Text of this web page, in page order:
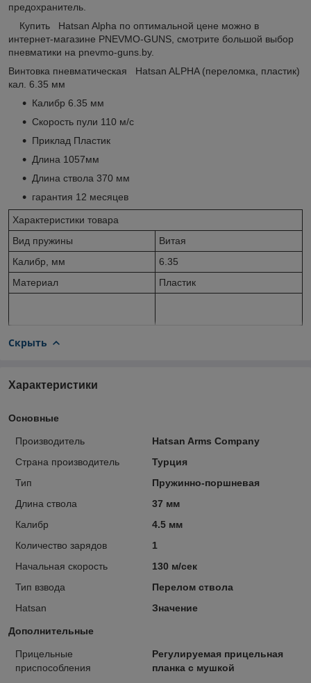
предохранитель.
Купить Hatsan Alpha по оптимальной цене можно в
интернет-магазине PNEVMO-GUNS, смотрите большой выбор
пневматики на pnevmo-guns.by.
Винтовка пневматическая Hatsan ALPHA (переломка, пластик)
кал. 6.35 мм
Калибр 6.35 мм
Скорость пули 110 м/с
Приклад Пластик
Длина 1057мм
Длина ствола 370 мм
гарантия 12 месяцев
Характеристики товара
Вид пружины
Витая
Калибр, мм
6.35
Материал
Пластик
Скрыть
Характеристики
Основные
Производитель
Hatsan Arms Company
Страна производитель
Турция
Тип
Пружинно-поршневая
Длина ствола
37 мм
Калибр
4.5 мм
Количество зарядов
1
Начальная скорость
130 м/сек
Тип взвода
Перелом ствола
Hatsan
Значение
Дополнительные
Прицельные
приспособления
Регулируемая прицельная
планка с мушкой